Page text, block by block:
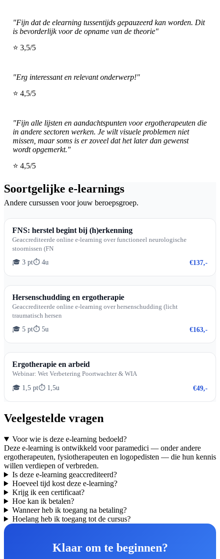
"Fijn dat de elearning tussentijds gepauzeerd kan worden. Dit
is bevorderlijk voor de opname van de theorie"
⭐ 3,5/5
"Erg interessant en relevant onderwerp!"
⭐ 4,5/5
"Fijn alle lijsten en aandachtspunten voor ergotherapeuten die
in andere sectoren werken. Je wilt visuele problemen niet
missen, maar soms is er zoveel dat het later dan gewenst
wordt opgemerkt."
⭐ 4,5/5
Soortgelijke e-learnings
Andere cursussen voor jouw beroepsgroep.
FNS: herstel begint bij (h)erkenning
Geaccrediteerde online e-learning over functioneel neurologische
stoornissen (FN
🎓 3 pt⏱ 4u €137,-
Hersenschudding en ergotherapie
Geaccrediteerde online e-learning over hersenschudding (licht
traumatisch hersen
🎓 5 pt⏱ 5u €163,-
Ergotherapie en arbeid
Webinar: Wet Verbetering Poortwachter & WIA
🎓 1,5 pt⏱ 1,5u €49,-
Veelgestelde vragen
Voor wie is deze e-learning bedoeld?
Deze e-learning is ontwikkeld voor paramedici — onder andere
ergotherapeuten, fysiotherapeuten en logopedisten — die hun kennis
willen verdiepen of verbreden.
Is deze e-learning geaccrediteerd?
Hoeveel tijd kost deze e-learning?
Krijg ik een certificaat?
Hoe kan ik betalen?
Wanneer heb ik toegang na betaling?
Hoelang heb ik toegang tot de cursus?
Klaar om te beginnen?